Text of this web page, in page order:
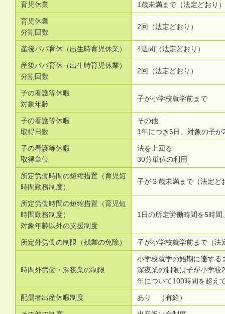
育児休業 1歳未満まで（法定どおり）
育児休業
分割回数
2回（法定どおり）
産後パパ育休（出生時育児休業） 4週間（法定どおり）
産後パパ育休（出生時育児休業）
分割回数
2回（法定どおり）
子の看護等休暇
対象年齢
子が小学校就学前まで
子の看護等休暇
取得日数
その他
1年につき6日、対象の子
子の看護等休暇
取得単位
法を上回る
30分単位の利用
所定労働時間の短縮措置（育児短
時間勤務制度）
子が３歳未満まで（法定ど
所定労働時間の短縮措置（育児短
時間勤務制度）
対象年齢以外の支援制度
1日の所定労働時間を5時
所定外労働の制限（残業の免除） 子が小学校就学前まで（法
時間外労働・深夜業の制限
小学校就学の始期に達する
深夜業の制限は子が小学校
年について100時間を超え
配偶者出産休暇制度 あり （有給）